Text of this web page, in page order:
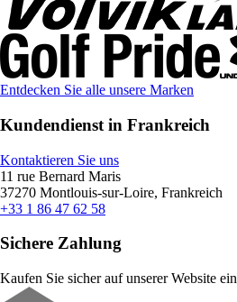
Entdecken Sie alle unsere Marken
Kundendienst in Frankreich
Kontaktieren Sie uns
11 rue Bernard Maris
37270 Montlouis-sur-Loire, Frankreich
+33 1 86 47 62 58
Sichere Zahlung
Kaufen Sie sicher auf unserer Website ein